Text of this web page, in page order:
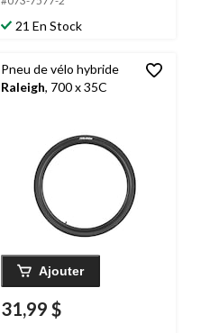
5.
1 21 En Stock
Pneu de vélo hybride
Raleigh, 700 x 35C
Ajouter
31,99 $